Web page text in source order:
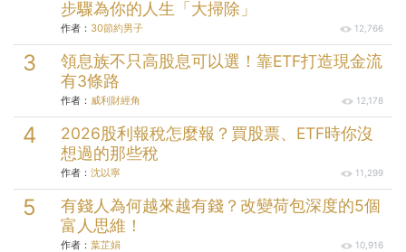
步驟為你的人生「大掃除」
作者： 30節約男子 12,766
領息族不只高股息可以選！靠ETF打造現金流
有3條路
作者： 威利財經角 12,178
2026股利報稅怎麼報？買股票、ETF時你沒
想過的那些稅
作者： 沈以寧 11,299
有錢人為何越來越有錢？改變荷包深度的5個
富人思維！
作者： 葉芷娟 10,916